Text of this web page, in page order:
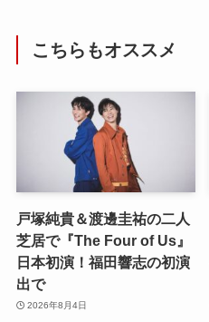
こちらもオススメ
戸塚純貴＆渡邊圭祐の二人
芝居で『The Four of Us』
日本初演！福田響志の初演
出で
2026年8月4日